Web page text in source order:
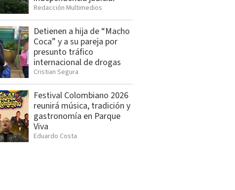
Redacción Multimedios
Detienen a hija de “Macho
Coca” y a su pareja por
presunto tráfico
internacional de drogas
Cristian Segura
Festival Colombiano 2026
reunirá música, tradición y
gastronomía en Parque
Viva
Eduardo Costa